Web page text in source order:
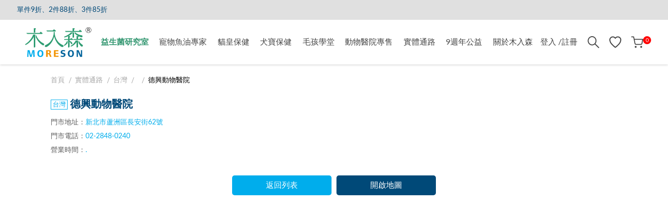
單件9折、2件88折、3件85折
益生菌研究室 寵物魚油專家 貓皇保健 犬寶保健 毛孩學堂 動物醫院專售 實體通路 9週年公益 關於木入森 登入 /註冊 0
首頁 實體通路 台灣 德興動物醫院
德興動物醫院
門市地址： 新北市蘆洲區長安街62號
門市電話： 02-2848-0240
營業時間： .
返回列表 開啟地圖